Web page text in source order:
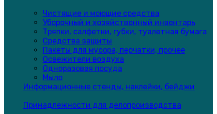
Чистящие и моющие средства
Уборочный и хозяйственный инвентарь
Тряпки, салфетки, губки, туалетная бумага
Средства защиты
Пакеты для мусора, перчатки, прочее
Освежители воздуха
Одноразовая посуда
Мыло
Информационные стенды, наклейки, бейджи
Принадлежности для делопроизводства